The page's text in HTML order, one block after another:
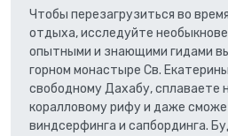
Чтобы перезагрузиться во
отдыха, исследуйте
опытными и знающими гидами
горном монастыре Св.
свободному Дахабу, сплаваете
коралловому рифу и даже
виндсерфинга и сапбординга.